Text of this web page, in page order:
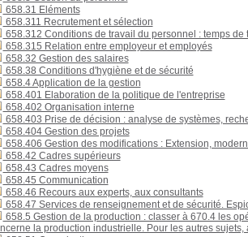
658.31 Eléments
658.311 Recrutement et sélection
658.312 Conditions de travail du personnel : temps de
658.315 Relation entre employeur et employés
658.32 Gestion des salaires
658.38 Conditions d'hygiène et de sécurité
658.4 Application de la gestion
658.401 Elaboration de la politique de l'entreprise
658.402 Organisation interne
658.403 Prise de décision : analyse de systèmes,
658.404 Gestion des projets
658.406 Gestion des modifications : Extension,
658.42 Cadres supérieurs
658.43 Cadres moyens
658.45 Communication
658.46 Recours aux experts, aux consultants
658.47 Services de renseignement et de sécurité.
658.5 Gestion de la production : classer à 670.4 les
la production industrielle. Pour les autres